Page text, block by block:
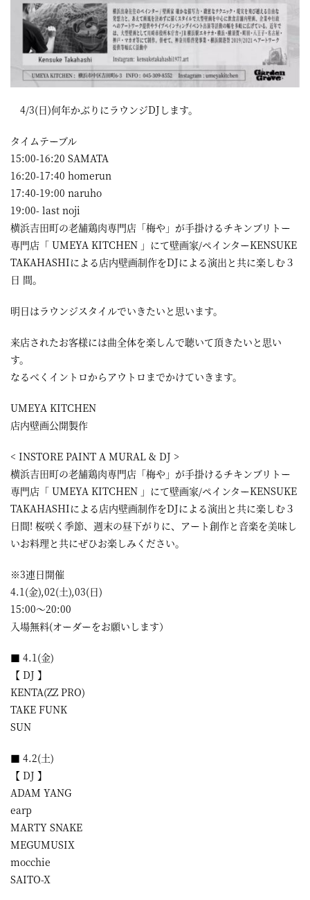
4/3(日)何年かぶりにラウンジDJします。
タイムテーブル
15:00-16:20 SAMATA
16:20-17:40 homerun
17:40-19:00 naruho
19:00- last noji
横浜吉田町の老舗鶏肉専門店「梅や」が手掛けるチキンブリトー
専門店「 UMEYA KITCHEN 」にて壁画家/ペインターKENSUKE
TAKAHASHIによる店内壁画制作をDJによる演出と共に楽しむ３
日 間。
明日はラウンジスタイルでいきたいと思います。
来店されたお客様には曲全体を楽しんで聴いて頂きたいと思い
す。
なるべくイントロからアウトロまでかけていきます。
UMEYA KITCHEN
店内壁画公開製作
< INSTORE PAINT A MURAL & DJ >
横浜吉田町の老舗鶏肉専門店「梅や」が手掛けるチキンブリトー
専門店「 UMEYA KITCHEN 」にて壁画家/ペインターKENSUKE
TAKAHASHIによる店内壁画制作をDJによる演出と共に楽しむ３
日間! 桜咲く季節、週末の昼下がりに、アート創作と音楽を美味し
いお料理と共にぜひお楽しみください。
※3連日開催
4.1(金),02(土),03(日)
15:00〜20:00
入場無料(オーダーをお願いします）
■ 4.1(金)
【 DJ 】
KENTA(ZZ PRO)
TAKE FUNK
SUN
■ 4.2(土)
【 DJ 】
ADAM YANG
earp
MARTY SNAKE
MEGUMUSIX
mocchie
SAITO-X